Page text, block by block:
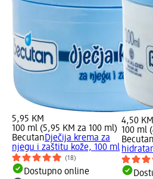
5,95 KM
100 ml (5,95 KM za 100 ml)
BecutanDječija krema za
njegu i zaštitu kože, 100 ml
(18)
Dostupno online
4,50 KM
100 ml
Becutan